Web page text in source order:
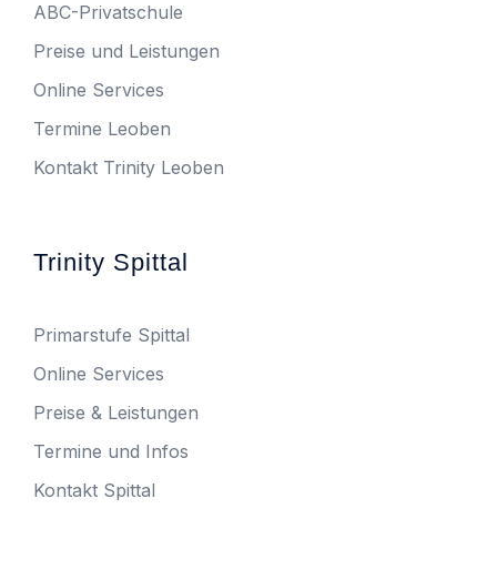
ABC-Privatschule
Preise und Leistungen
Online Services
Termine Leoben
Kontakt Trinity Leoben
Trinity Spittal
Primarstufe Spittal
Online Services
Preise & Leistungen
Termine und Infos
Kontakt Spittal